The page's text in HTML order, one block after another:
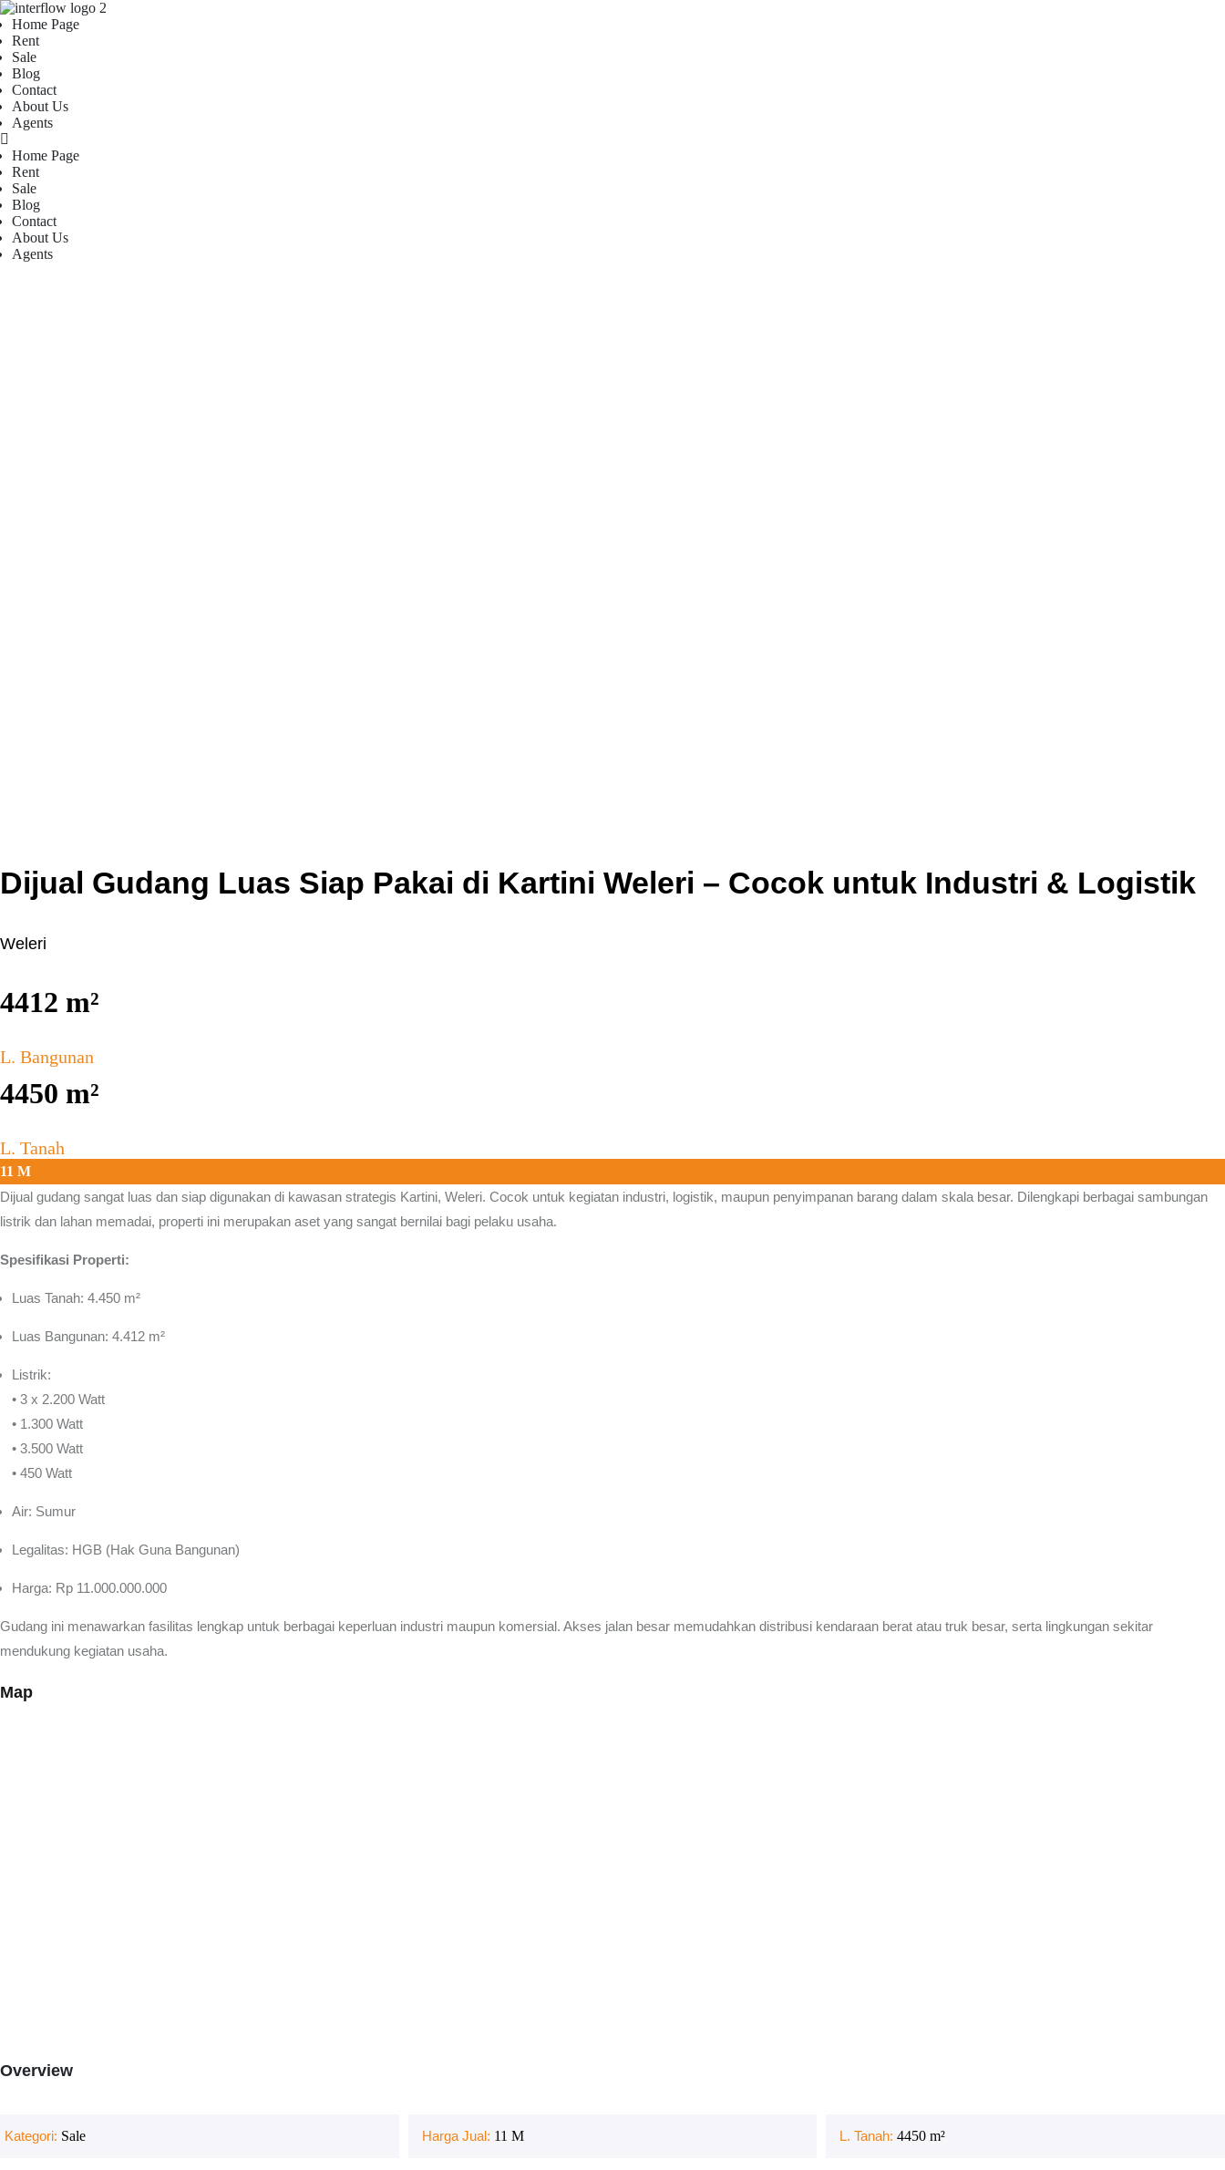
Home Page
Rent
Sale
Blog
Contact
About Us
Agents
Home Page
Rent
Sale
Blog
Contact
About Us
Agents
Dijual Gudang Luas Siap Pakai di Kartini Weleri – Cocok untuk Industri & Logistik
Weleri
4412 m²
L. Bangunan
4450 m²
L. Tanah
11 M
Dijual gudang sangat luas dan siap digunakan di kawasan strategis Kartini, Weleri. Cocok untuk kegiatan industri, logistik, maupun penyimpanan barang dalam skala besar. Dilengkapi berbagai sambungan
listrik dan lahan memadai, properti ini merupakan aset yang sangat bernilai bagi pelaku usaha.
Spesifikasi Properti:
Luas Tanah: 4.450 m²
Luas Bangunan: 4.412 m²
Listrik:
• 3 x 2.200 Watt
• 1.300 Watt
• 3.500 Watt
• 450 Watt
Air: Sumur
Legalitas: HGB (Hak Guna Bangunan)
Harga: Rp 11.000.000.000
Gudang ini menawarkan fasilitas lengkap untuk berbagai keperluan industri maupun komersial. Akses jalan besar memudahkan distribusi kendaraan berat atau truk besar, serta lingkungan sekitar
mendukung kegiatan usaha.
Map
Overview
Kategori: Sale Harga Jual: 11 M L. Tanah: 4450 m²